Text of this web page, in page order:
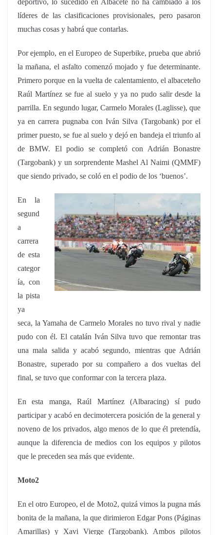
líderes de las clasificaciones provisionales, pero pasaron
muchas cosas y habrá que contarlas.
Por ejemplo, en el Europeo de Superbike, prueba que abrió
la mañana, el asfalto comenzó mojado y fue determinante.
Primero porque en la vuelta de calentamiento, el albaceteño
Raúl Martínez se fue al suelo y ya no pudo salir desde la
parrilla. En segundo lugar, Carmelo Morales (Laglisse), que
ya en carrera pugnaba con Iván Silva (Targobank) por el
primer puesto, se fue al suelo y dejó en bandeja el triunfo al
de BMW. El podio se completó con Adrián Bonastre
(Targobank) y un sorprendente Mashel Al Naimi (QMMF)
que siendo privado, se coló en el podio de los ‘buenos’.
En la
segund
a
carrera
de esta
categor
ía, con
la pista
ya
seca, la Yamaha de Carmelo Morales no tuvo rival y nadie
pudo con él. El catalán Iván Silva tuvo que remontar tras
una mala salida y acabó segundo, mientras que Adrián
Bonastre, superado por su compañero a dos vueltas del
final, se tuvo que conformar con la tercera plaza.
En esta manga, Raúl Martínez (Albaracing) sí pudo
participar y acabó en decimotercera posición de la general y
noveno de los privados, algo menos de lo que él pretendía,
aunque la diferencia de medios con los equipos y pilotos
que le preceden sea más que evidente.
Moto2
En el otro Europeo, el de Moto2, quizá vimos la pugna más
bonita de la mañana, la que dirimieron Edgar Pons (Páginas
Amarillas) y Xavi Vierge (Targobank). Ambos pilotos